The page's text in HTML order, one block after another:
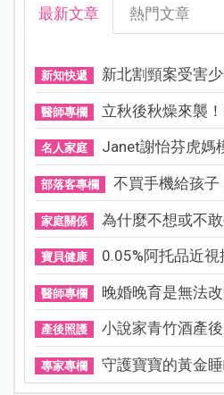
最新文章 熱門文章
新知快遞 新北割頸案受害
醫師專欄 立秋後秋燥來襲
名人家庭 Janet謝怡芬虎媽
部落客專欄 不買手機給孩子
家庭關係 為什麼不想或不
寶貝健康 0.05%阿托品近
醫師專欄 晚婚晚育是無法
產後照護 小說家青竹酒產
專家專欄 守護寶寶的黃金